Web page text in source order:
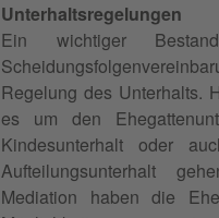
Unterhaltsregelungen
Ein wichtiger
Regelung des Unterhalts.
es um den
Kindesunterhalt oder
Aufteilungsunterhalt
Mediation haben die